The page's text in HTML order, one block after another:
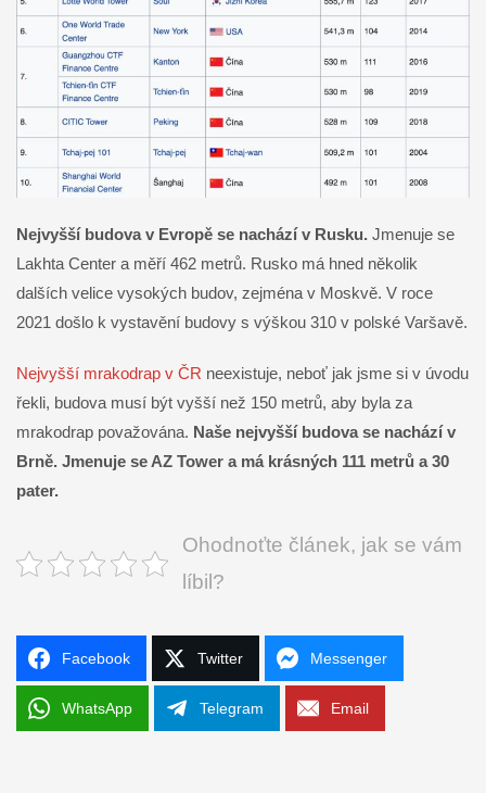
Nejvyšší budova v Evropě se nachází v Rusku. Jmenuje se
Lakhta Center a měří 462 metrů. Rusko má hned několik
dalších velice vysokých budov, zejména v Moskvě. V roce
2021 došlo k vystavění budovy s výškou 310 v polské Varšavě.
Nejvyšší mrakodrap v ČR neexistuje, neboť jak jsme si v úvodu
řekli, budova musí být vyšší než 150 metrů, aby byla za
mrakodrap považována. Naše nejvyšší budova se nachází v
Brně. Jmenuje se AZ Tower a má krásných 111 metrů a 30
pater.
Ohodnoťte článek, jak se vám
líbil?
Facebook Twitter Messenger
WhatsApp Telegram Email